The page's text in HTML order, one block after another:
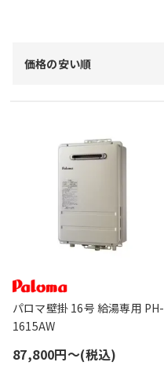
価格の安い順
パロマ壁掛 16号 給湯専用 PH-
1615AW
87,800円〜(税込)